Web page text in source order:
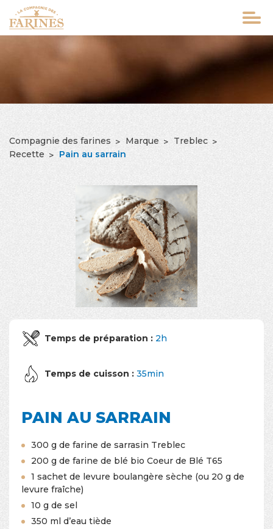
au
contenu
FIL
Compagnie des farines Marque
Treblec
Recette
Pain au sarrain
Temps de préparation : 2h
Temps de cuisson : 35min
PAIN AU SARRAIN
300 g de farine de sarrasin Treblec
200 g de farine de blé bio Coeur de Blé T65
1 sachet de levure boulangère sèche (ou 20 g de
levure fraîche)
10 g de sel
350 ml d’eau tiède